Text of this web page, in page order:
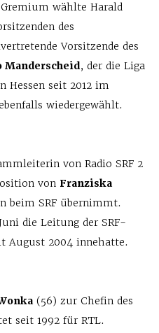
Gremium wählte Harald
des
Vorsitzende des
Manderscheid, der die Liga
Hessen seit 2012 im
wiedergewählt.
von Radio SRF 2
von Franziska
beim SRF übernimmt.
die Leitung der SRF-
August 2004 innehatte.
(56) zur Chefin des
seit 1992 für RTL.